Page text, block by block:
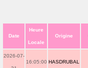
Date
Heure
Locale
Origine
2026-07-
16:05:00 HASDRUBAL